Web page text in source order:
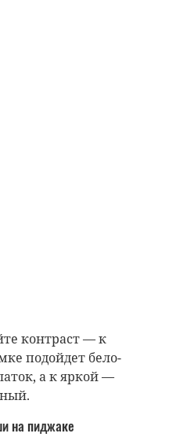
контраст — к
подойдет бело-
а к яркой —
на пиджаке